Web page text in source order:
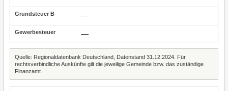
—
—
Quelle: Regionaldatenbank Deutschland, Datenstand 31.12.2024. Für
rechtsverbindliche Auskünfte gilt die jeweilige Gemeinde bzw. das zuständige
Finanzamt.